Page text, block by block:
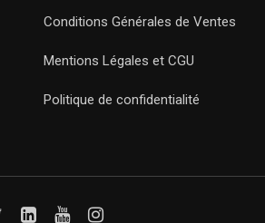
Conditions Générales de Ventes
Mentions Légales et CGU
Politique de confidentialité